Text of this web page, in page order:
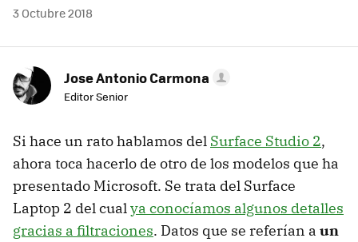
3 Octubre 2018
Jose Antonio Carmona
Editor Senior
Si hace un rato hablamos del Surface Studio 2,
ahora toca hacerlo de otro de los modelos que ha
presentado Microsoft. Se trata del Surface
Laptop 2 del cualya conocíamos algunos detalles
gracias a filtraciones. Datos que se referían a un